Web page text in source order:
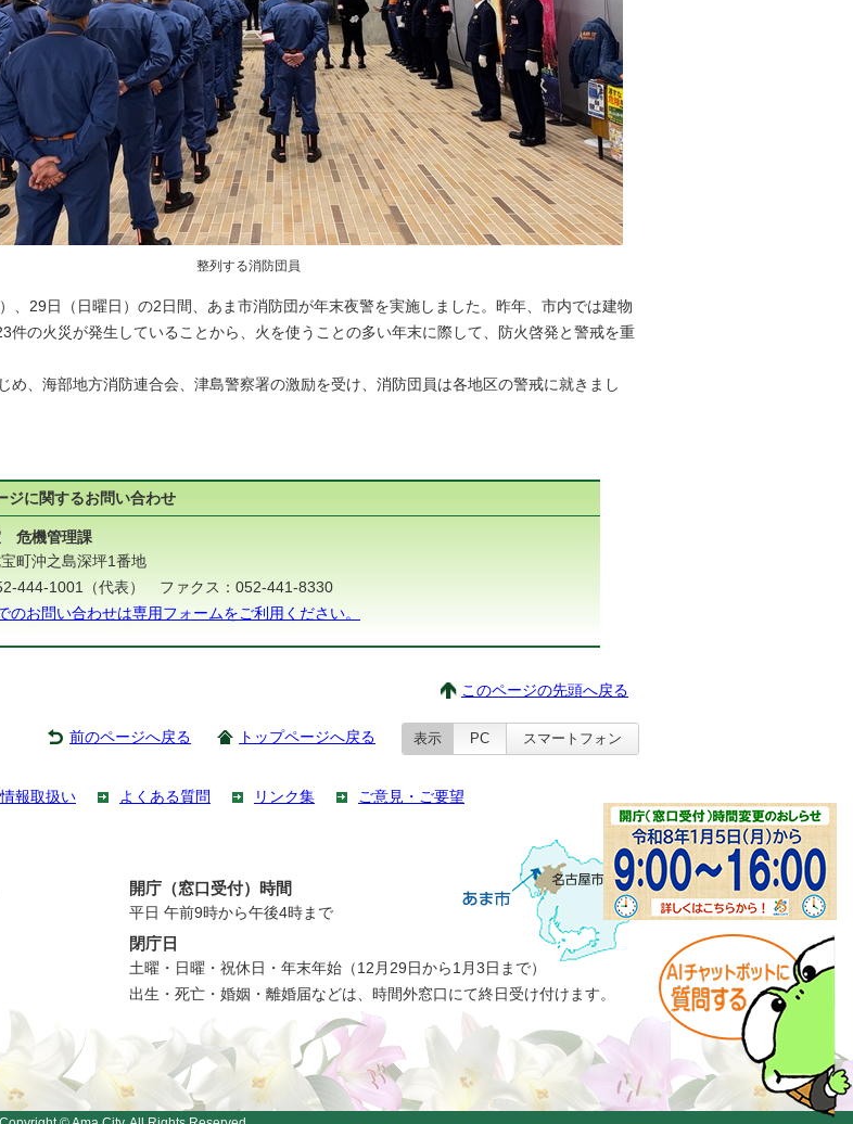
整列する消防団員
、29日（日曜日）の2日間、あま市消防団が年末夜警を実施しました。昨年、市内では建物
件の火災が発生していることから、火を使うことの多い年末に際して、防火啓発と警戒を重
、海部地方消防連合会、津島警察署の激励を受け、消防団員は各地区の警戒に就きまし
ジに関するお問い合わせ
危機管理課
町沖之島深坪1番地
444-1001（代表） ファクス：052-441-8330
のお問い合わせは専用フォームをご利用ください。
このページの先頭へ戻る
前のページへ戻る トップページへ戻る 表示 PC スマートフォン
報取扱い よくある質問 リンク集 ご意見・ご要望
開庁（窓口受付）時間
平日 午前9時から午後4時まで
閉庁日
土曜・日曜・祝休日・年末年始（12月29日から1月3日まで）
出生・死亡・婚姻・離婚届などは、時間外窓口にて終日受け付けます。